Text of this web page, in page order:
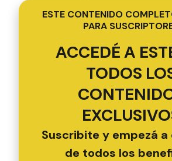
ESTE CONTENIDO
PARA
ACCEDÉ A
TODOS
Suscribite y empezá
de todos los